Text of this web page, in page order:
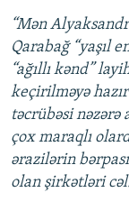
“Mən
Qarabağ “yaşıl
“ağıllı kənd”
keçirilməyə
təcrübəsi nəzərə
çox maraqlı
ərazilərin
olan şirkətləri